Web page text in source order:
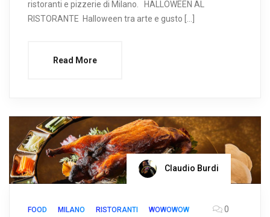
ristoranti e pizzerie di Milano. HALLOWEEN AL
RISTORANTE Halloween tra arte e gusto […]
Read More
Claudio Burdi
FOOD MILANO RISTORANTI WOWOWOW 0